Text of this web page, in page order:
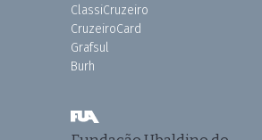
ClassiCruzeiro
CruzeiroCard
Grafsul
Burh